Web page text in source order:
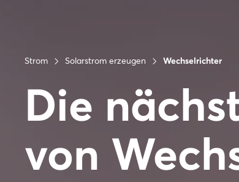
Strom Solarstrom erzeugen Wechselrichter
Die
von